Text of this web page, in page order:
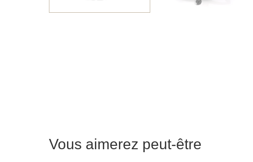
Vous aimerez peut-être